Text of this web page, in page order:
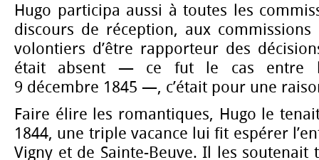
Hugo participa aussi à toutes les
discours de réception, aux
volontiers d’être rapporteur des
était absent — ce fut le cas
9 décembre 1845 —, c’était pour une
Faire élire les romantiques, Hugo le
1844, une triple vacance lui fit espérer
Vigny et de Sainte-Beuve. Il les soutenait